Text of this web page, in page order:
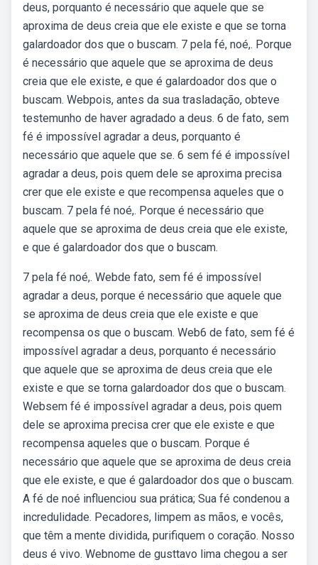
deus, porquanto é necessário que aquele que se
aproxima de deus creia que ele existe e que se torna
galardoador dos que o buscam. 7 pela fé, noé,. Porque
é necessário que aquele que se aproxima de deus
creia que ele existe, e que é galardoador dos que o
buscam. Webpois, antes da sua trasladação, obteve
testemunho de haver agradado a deus. 6 de fato, sem
fé é impossível agradar a deus, porquanto é
necessário que aquele que se. 6 sem fé é impossível
agradar a deus, pois quem dele se aproxima precisa
crer que ele existe e que recompensa aqueles que o
buscam. 7 pela fé noé,. Porque é necessário que
aquele que se aproxima de deus creia que ele existe,
e que é galardoador dos que o buscam.
7 pela fé noé,. Webde fato, sem fé é impossível
agradar a deus, porque é necessário que aquele que
se aproxima de deus creia que ele existe e que
recompensa os que o buscam. Web6 de fato, sem fé é
impossível agradar a deus, porquanto é necessário
que aquele que se aproxima de deus creia que ele
existe e que se torna galardoador dos que o buscam.
Websem fé é impossível agradar a deus, pois quem
dele se aproxima precisa crer que ele existe e que
recompensa aqueles que o buscam. Porque é
necessário que aquele que se aproxima de deus creia
que ele existe, e que é galardoador dos que o buscam.
A fé de noé influenciou sua prática; Sua fé condenou a
incredulidade. Pecadores, limpem as mãos, e vocês,
que têm a mente dividida, purifiquem o coração. Nosso
deus é vivo. Webnome de gusttavo lima chegou a ser